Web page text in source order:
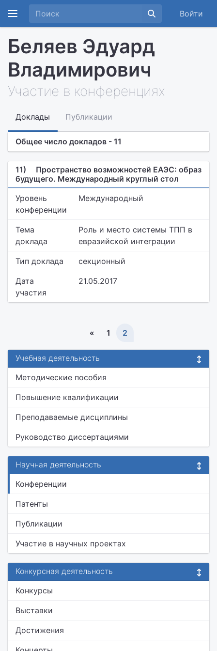
Войти
Беляев Эдуард
Владимирович
Участие в конференциях
Доклады Публикации
Общее число докладов - 11
11)
Пространство возможностей ЕАЭС: образ
будущего. Международный круглый стол
Уровень
конференции
Международный
Тема
доклада
Роль и место системы ТПП в
евразийской интеграции
Тип доклада секционный
Дата
участия
21.05.2017
« 1 2
Учебная деятельность
Методические пособия
Повышение квалификации
Преподаваемые дисциплины
Руководство диссертациями
Научная деятельность
Конференции
Патенты
Публикации
Участие в научных проектах
Конкурсная деятельность
Конкурсы
Выставки
Достижения